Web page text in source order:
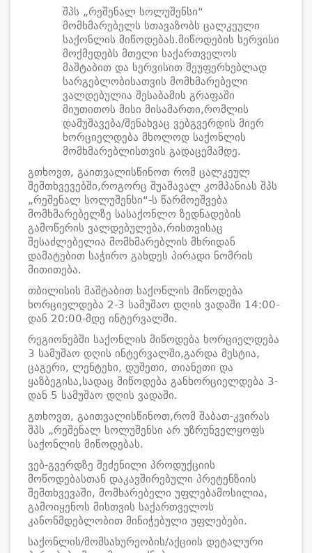
შპს „რეშენალ სოლუშენსი“
მომხმარებელს სთავაზობს ცალკეული
საქონლის მიწოდებას.მიწოდების სერვისი
მოქმედებს მთელი საქართველოს
მაშტაბით და სერვისით შეუფერხებლად
სარგებლობისათვის მომხმარებელი
ვალდებულია შესაბამის გრაფაში
მიუთითოს მისი მისამართი,რომლის
დამუშავება/შენახვაც ვებგვერდის მიერ
ხორციელდება მხოლოდ საქონლის
მომხმარებლისთვის გადაცემამდე.
გთხოვთ, გაითვალისწინოთ რომ ცალკეულ
შემთხვევებში,როგორც შუამავალ კომპანიას შპს
„რეშენალ სოლუშენსი“-ს წარმოეშვება
მომხმარებელზე სასაქონლო ზედნადების
გამოწერის ვალდებულება,რისთვისაც
შესაძლებელია მომხმარებლის მხრიდან
დამატებით საჭირო გახდეს პირადი ნომრის
მითითება.
თბილისის მაშტაბით საქონლის მიწოდება
ხორციელდება 2-3 სამუშაო დღის ვადაში 14:00-
დან 20:00-მდე ინტერვალში.
რეგიონებში საქონლის მიწოდება ხორციელდება
3 სამუშაო დღის ინტერვალში,გარდა მესტია,
ცაგერი, ლენტეხი, დუშეთი, თიანეთი და
ყაზბეგისა,სადაც მიწოდება განხორციელდება 3-
დან 5 სამუშაო დღის ვადაში.
გთხოვთ, გაითვალისწინოთ,რომ შაბათ-კვირას
შპს „რეშენალ სოლუშენსი არ უზრუნველყოფს
საქონლის მიწოდებას.
ვებ-გვერდზე შეძენილი პროდუქციის
მოწოდებასთან დაკავშირებული პრეტენზიის
შემთხვევაში, მომხარებელი უფლებამოსილია,
გამოიყენოს მისთვის საქართველოს
კანონმდებლობით მინიჭებული უფლებები.
საქონლის/მომსახურეობის/აქციის დეტალური